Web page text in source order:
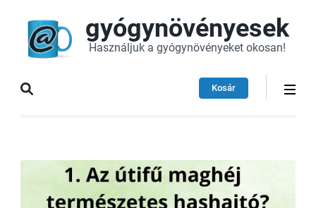
gyógynövényesek
Használjuk a gyógynövényeket okosan!
Kosár